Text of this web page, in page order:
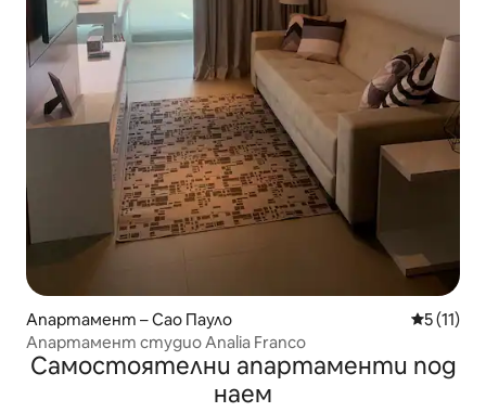
Апартамент – Сао Пауло Средна
5 (11)
Апартамент студио Analia Franco
Самостоятелни апартаменти под
наем